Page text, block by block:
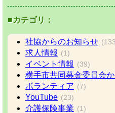
■カテゴリ：
社協からのお知らせ
求人情報 (1)
イベント情報 (39)
横手市共同募金委員会
ボランティア (7)
YouTube (23)
介護保険事業 (1)